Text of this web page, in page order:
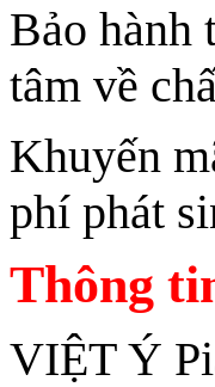
Bảo hành
tâm về
Khuyến
phí phát
Thông
VIỆT Ý